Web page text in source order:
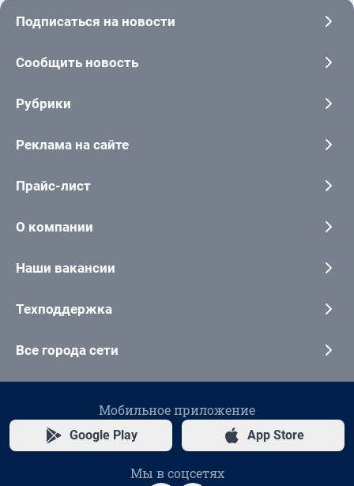
Подписаться на новости
Сообщить новость
Рубрики
Реклама на сайте
Прайс-лист
О компании
Наши вакансии
Техподдержка
Все города сети
Мобильное приложение
Google Play App Store
Мы в соцсетях